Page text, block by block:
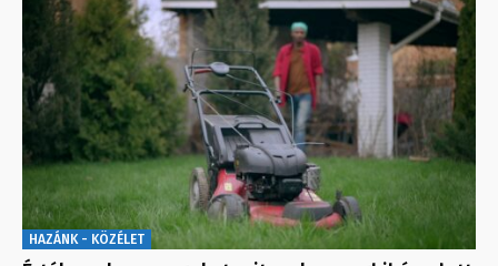
HAZÁNK - KÖZÉLET